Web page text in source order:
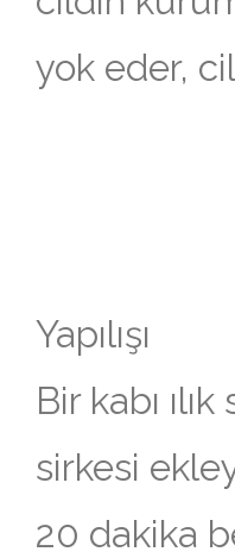
yok eder,
Yapılışı
Bir kabı
sirkesi
20 dakika